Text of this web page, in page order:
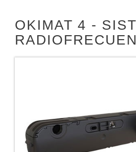
OKIMAT 4 -